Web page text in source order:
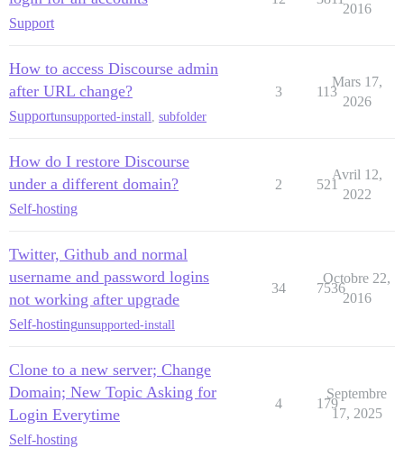
Support
2016
How to access Discourse admin
after URL change?
Supportunsupported-install subfolder
3 113
Mars 17,
2026
How do I restore Discourse
under a different domain?
Self-hosting
2 521
Avril 12,
2022
Twitter, Github and normal
username and password logins
not working after upgrade
Self-hostingunsupported-install
34 7536
Octobre 22,
2016
Clone to a new server; Change
Domain; New Topic Asking for
Login Everytime
Self-hosting
4 179
Septembre
17, 2025